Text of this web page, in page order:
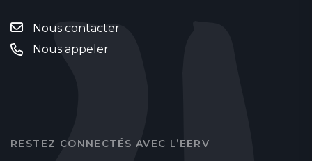
Nous contacter
Nous appeler
RESTEZ CONNECTÉS AVEC L’EERV